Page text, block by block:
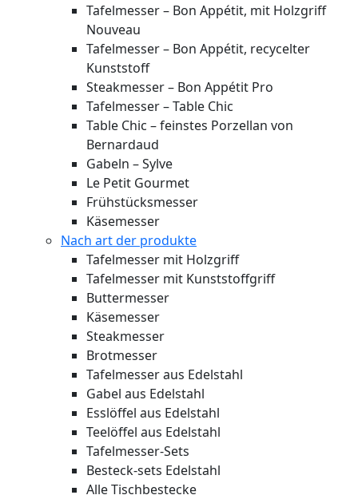
Tafelmesser – Bon Appétit, mit Holzgriff
Nouveau
Tafelmesser – Bon Appétit, recycelter
Kunststoff
Steakmesser – Bon Appétit Pro
Tafelmesser – Table Chic
Table Chic – feinstes Porzellan von
Bernardaud
Gabeln – Sylve
Le Petit Gourmet
Frühstücksmesser
Käsemesser
Nach art der produkte
Tafelmesser mit Holzgriff
Tafelmesser mit Kunststoffgriff
Buttermesser
Käsemesser
Steakmesser
Brotmesser
Tafelmesser aus Edelstahl
Gabel aus Edelstahl
Esslöffel aus Edelstahl
Teelöffel aus Edelstahl
Tafelmesser-Sets
Besteck-sets Edelstahl
Alle Tischbestecke